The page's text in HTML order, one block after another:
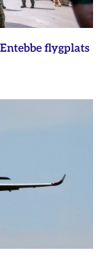
flygplats